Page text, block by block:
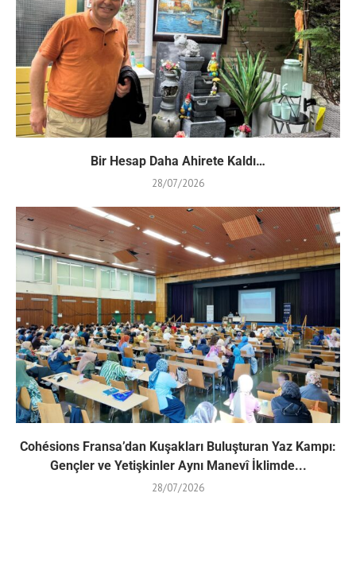
Bir Hesap Daha Ahirete Kaldı…
28/07/2026
Cohésions Fransa’dan Kuşakları Buluşturan Yaz Kampı:
Gençler ve Yetişkinler Aynı Manevî İklimde...
28/07/2026